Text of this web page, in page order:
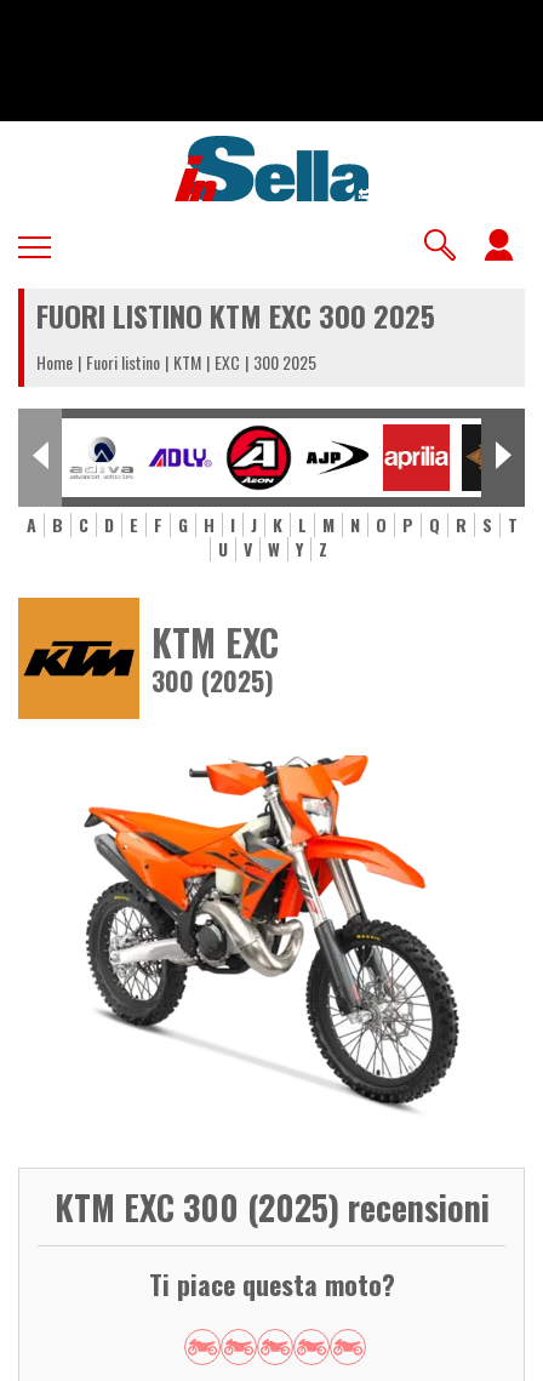
FUORI LISTINO KTM EXC 300 2025
Home Fuori listino KTM EXC 300 2025
A B C D E F G H I J K L M N O P Q R S
T
U
V W Y Z
KTM EXC
300 (2025)
KTM EXC 300 (2025) recensioni
Ti piace questa moto?